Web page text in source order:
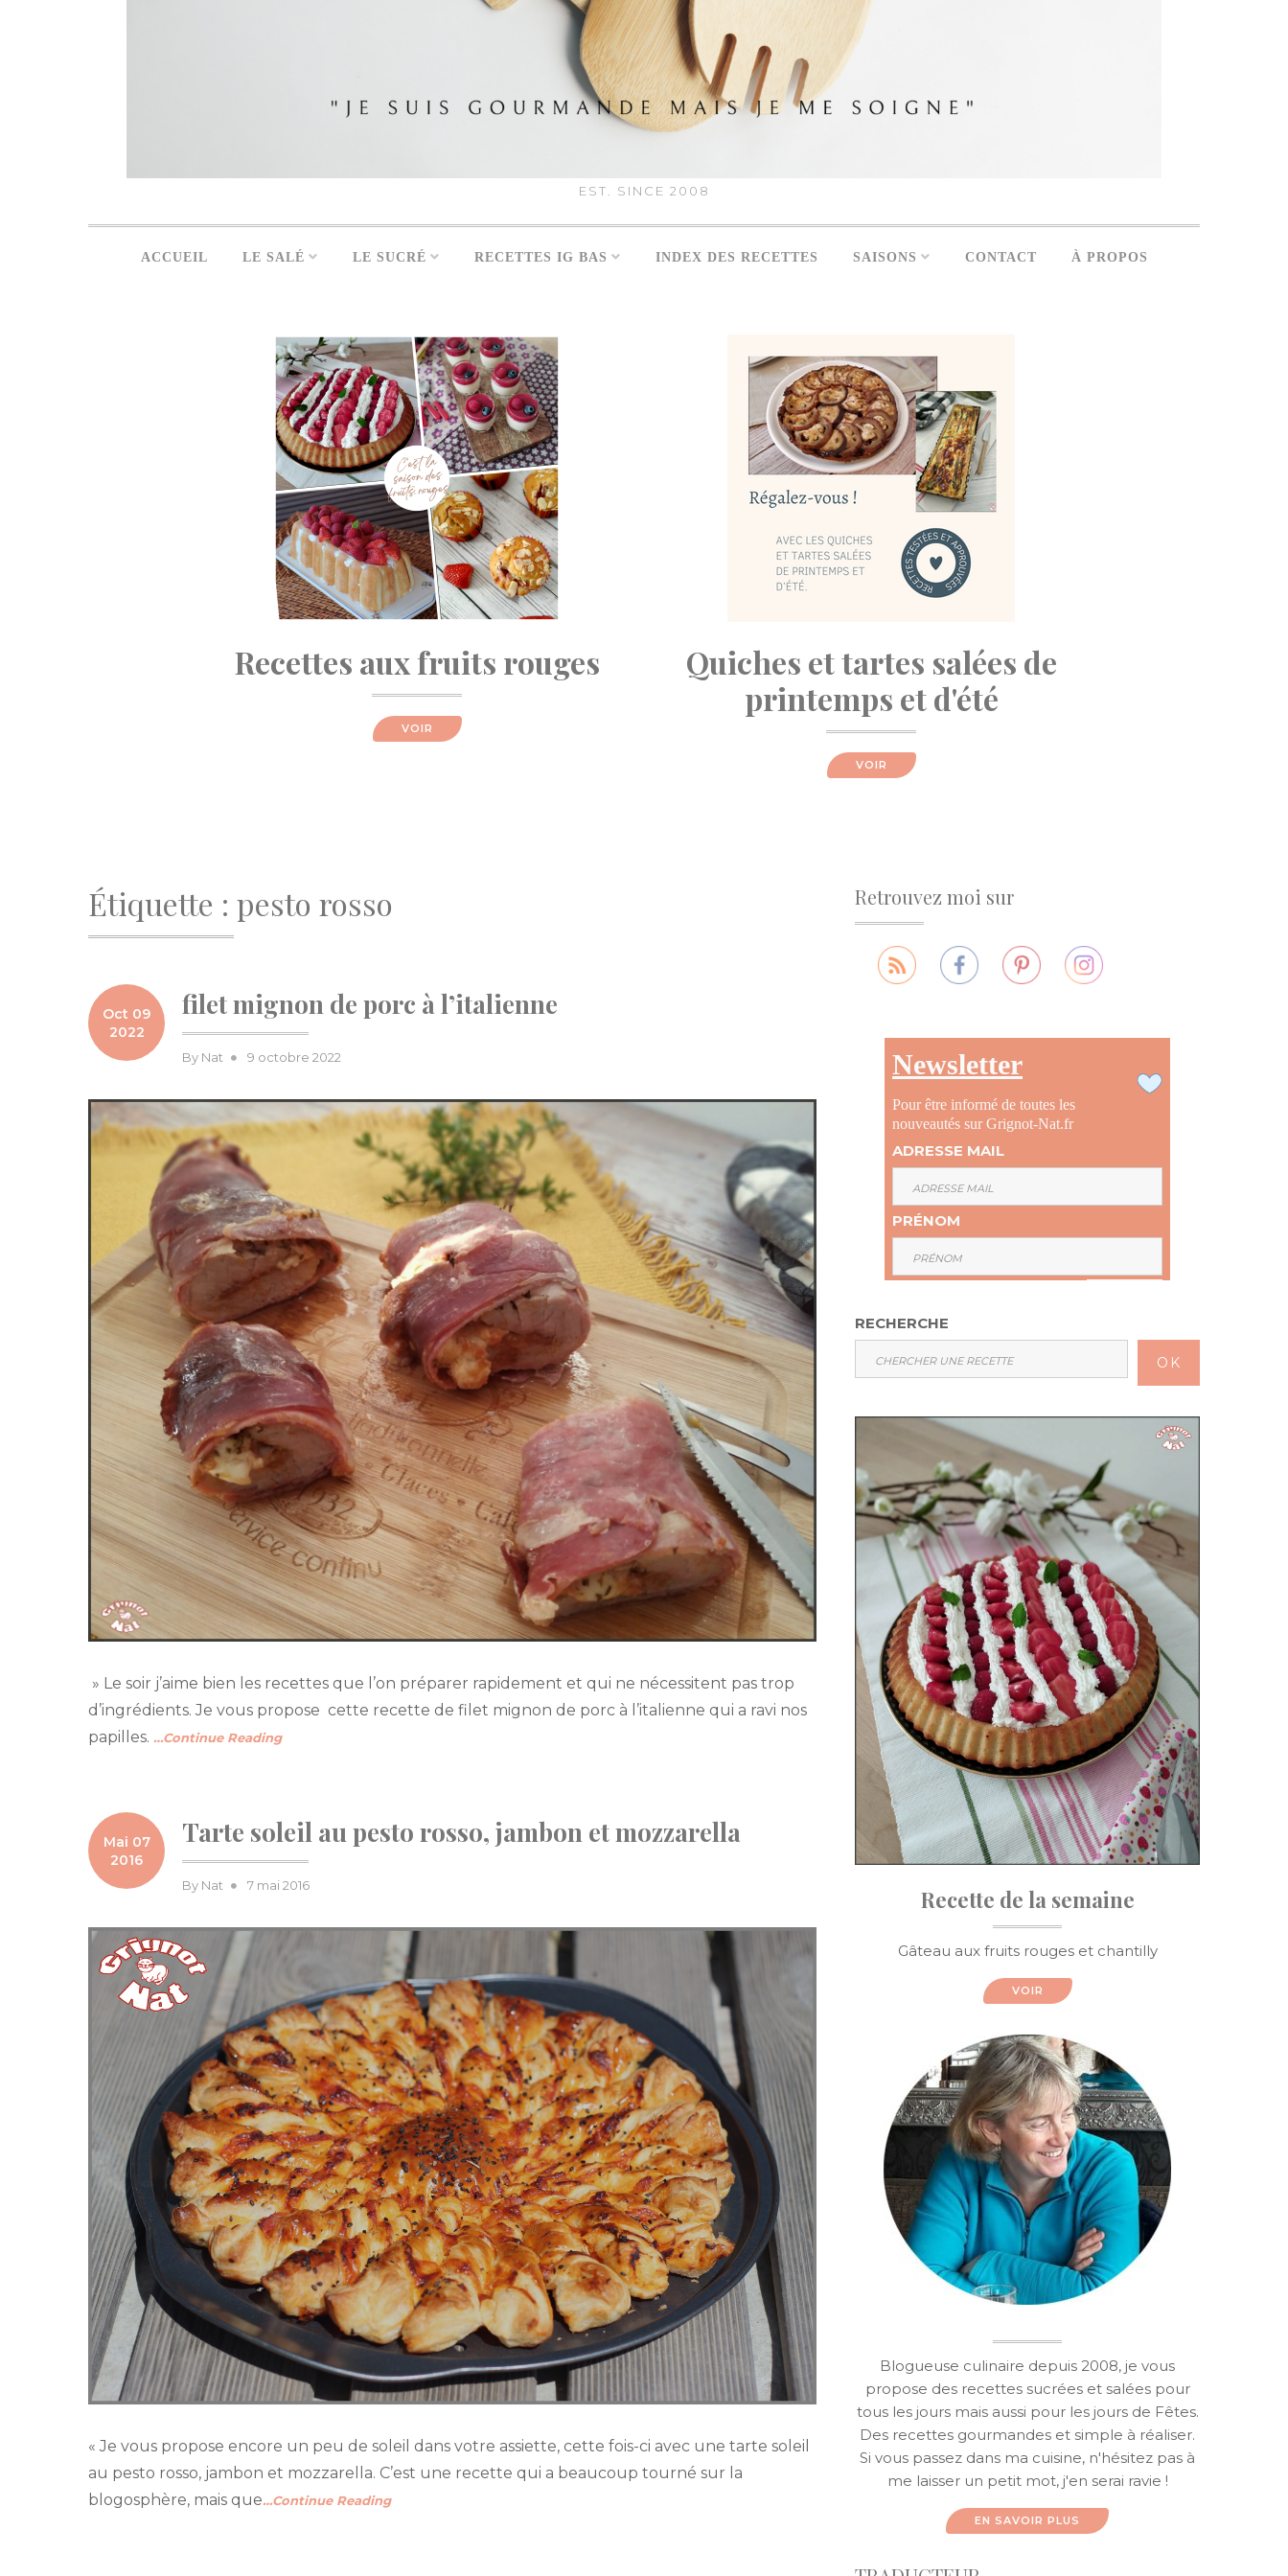
EST. SINCE 2008
ACCUEIL LE SALÉ LE SUCRÉ RECETTES IG BAS INDEX DES RECETTES SAISONS CONTACT À PROPOS
Recettes aux fruits rouges
VOIR
Quiches et tartes salées de
printemps et d'été
VOIR
Étiquette : pesto rosso
Oct 09
2022
filet mignon de porc à l’italienne
By Nat
Posted
9 octobre 2022
» Le soir j’aime bien les recettes que l’on préparer rapidement et qui ne nécessitent pas trop
d’ingrédients. Je vous propose cette recette de filet mignon de porc à l’italienne qui a ravi nos
papilles. …Continue Reading
Mai 07
2016
Tarte soleil au pesto rosso, jambon et mozzarella
By Nat
Posted
7 mai 2016
« Je vous propose encore un peu de soleil dans votre assiette, cette fois-ci avec une tarte soleil
au pesto rosso, jambon et mozzarella. C’est une recette qui a beaucoup tourné sur la
blogosphère, mais que…Continue Reading
Retrouvez moi sur
Newsletter
Pour être informé de toutes les
nouveautés sur Grignot-Nat.fr
ADRESSE MAIL
PRÉNOM
RECHERCHE
OK
Recette de la semaine
Gâteau aux fruits rouges et chantilly
VOIR
Blogueuse culinaire depuis 2008, je vous
propose des recettes sucrées et salées pour
tous les jours mais aussi pour les jours de Fêtes.
Des recettes gourmandes et simple à réaliser.
Si vous passez dans ma cuisine, n'hésitez pas à
me laisser un petit mot, j'en serai ravie !
EN SAVOIR PLUS